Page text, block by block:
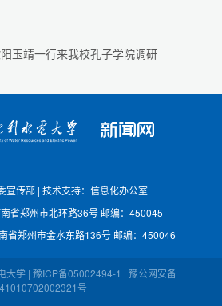
玉靖一行来我校孔子学院调研
宣传部 | 技术支持：信息化办公室
省郑州市北环路36号 邮编：450045
省郑州市金水东路136号 邮编：450046
大学 | 豫ICP备05002494-1 | 豫公网安备
41010702002321号